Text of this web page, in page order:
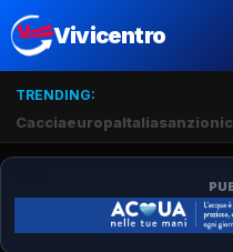
Vivicentro
TRENDING:
CacciaeuropaItaliasanzioni